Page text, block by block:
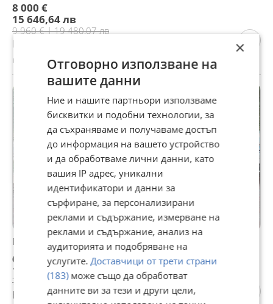
8 000 €
15 646,64 лв
9 960 € | 19 480,07 лв
Цената е без ДДС
гр. Тетевен, Ловеч, вчера, 10:41
Mercedes-Benz E 350
6 700 €
13 104,06 лв
7 000 € | 13 690,81 лв
Не се начислява ДДС
×
Отговорно използване на
вашите данни
Ние и нашите партньори използваме
бисквитки и подобни технологии, за
да съхраняваме и получаваме достъп
до информация на вашето устройство
и да обработваме лични данни, като
вашия IP адрес, уникални
идентификатори и данни за
сърфиране, за персонализирани
реклами и съдържание, измерване на
реклами и съдържание, анализ на
аудиторията и подобряване на
услугите.Доставчици от трети страни
(183)може също да обработват
данните ви за тези и други цели,